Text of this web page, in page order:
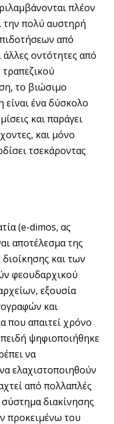
πλέον
την πολύ αυστηρή
από
άλλες οντότητες από
το βιώσιμο
είναι ένα δύσκολο
και παράγει
και μόνο
τσεκάροντας
(e-dimos, ας
αποτέλεσμα της
και των
φεουδαρχικού
εξουσία
και
που απαιτεί χρόνο
ψηφιοποιήθηκε
να
ελαχιστοποιηθούν
από πολλαπλές
σύστημα διακίνησης
προκειμένω του